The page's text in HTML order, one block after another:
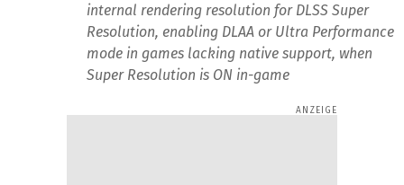
internal rendering resolution for DLSS Super
Resolution, enabling DLAA or Ultra Performance
mode in games lacking native support, when
Super Resolution is ON in-game